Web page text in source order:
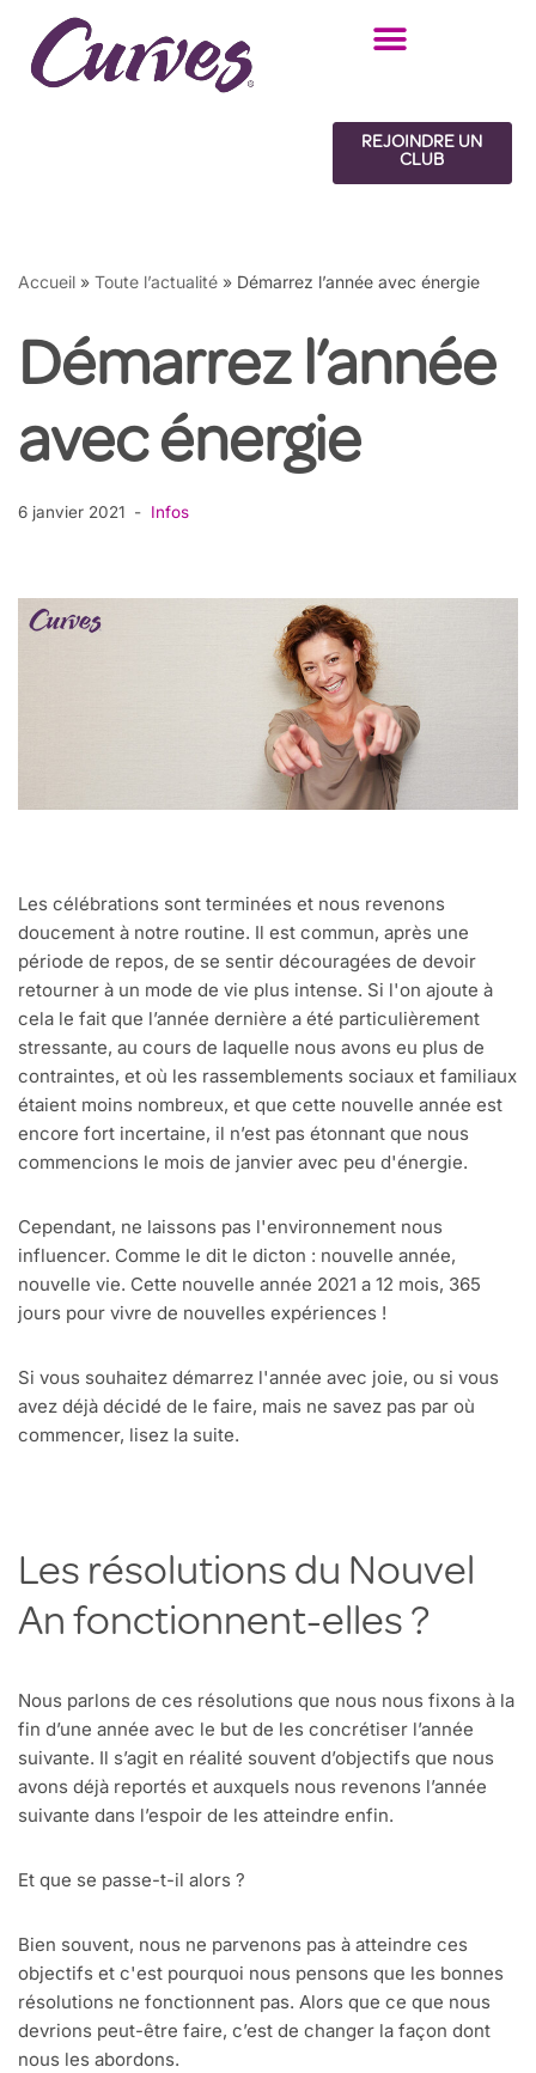
Aller
REJOINDRE UN
CLUB
Accueil » Toute l’actualité » Démarrez l’année avec énergie
Démarrez l’année
avec énergie
6 janvier 2021 Infos
Les célébrations sont terminées et nous revenons
doucement à notre routine. Il est commun, après une
période de repos, de se sentir découragées de devoir
retourner à un mode de vie plus intense. Si l'on ajoute à
cela le fait que l’année dernière a été particulièrement
stressante, au cours de laquelle nous avons eu plus de
contraintes, et où les rassemblements sociaux et familiaux
étaient moins nombreux, et que cette nouvelle année est
encore fort incertaine, il n’est pas étonnant que nous
commencions le mois de janvier avec peu d'énergie.
Cependant, ne laissons pas l'environnement nous
influencer. Comme le dit le dicton : nouvelle année,
nouvelle vie. Cette nouvelle année 2021 a 12 mois, 365
jours pour vivre de nouvelles expériences !
Si vous souhaitez démarrez l'année avec joie, ou si vous
avez déjà décidé de le faire, mais ne savez pas par où
commencer, lisez la suite.
Les résolutions du Nouvel
An fonctionnent-elles ?
Nous parlons de ces résolutions que nous nous fixons à la
fin d’une année avec le but de les concrétiser l’année
suivante. Il s’agit en réalité souvent d’objectifs que nous
avons déjà reportés et auxquels nous revenons l’année
suivante dans l’espoir de les atteindre enfin.
Et que se passe-t-il alors ?
Bien souvent, nous ne parvenons pas à atteindre ces
objectifs et c'est pourquoi nous pensons que les bonnes
résolutions ne fonctionnent pas. Alors que ce que nous
devrions peut-être faire, c’est de changer la façon dont
nous les abordons.